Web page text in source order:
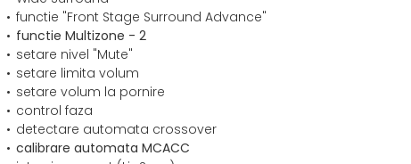
functie "Front Stage Surround Advance"
functie Multizone - 2
setare nivel "Mute"
setare limita volum
setare volum la pornire
control faza
detectare automata crossover
calibrare automata MCACC